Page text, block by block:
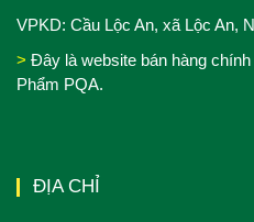
VPKD: Cầu Lộc An, xã Lộc An,
> Đây là website bán hàng
Phẩm PQA.
ĐỊA CHỈ